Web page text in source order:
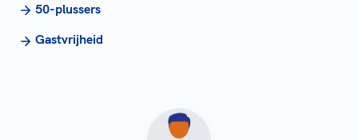
50-plussers
Gastvrijheid